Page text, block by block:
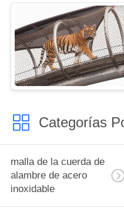
Categorías
malla de la cuerda de
alambre de acero
inoxidable